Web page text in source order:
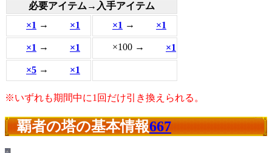
必要アイテム→入手アイテム
×1 → ×1 ×1 → ×1
×1 → ×1 ×100 → ×1
×5 → ×1
※いずれも期間中に1回だけ引き換えられる。
覇者の塔の基本情報667